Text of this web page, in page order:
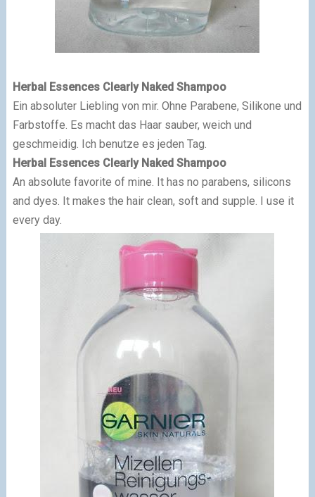
Herbal Essences Clearly Naked Shampoo
Ein absoluter Liebling von mir. Ohne Parabene, Silikone und
Farbstoffe. Es macht das Haar sauber, weich und
geschmeidig. Ich benutze es jeden Tag.
Herbal Essences Clearly Naked Shampoo
An absolute favorite of mine. It has no parabens, silicons
and dyes. It makes the hair clean, soft and supple. I use it
every day.